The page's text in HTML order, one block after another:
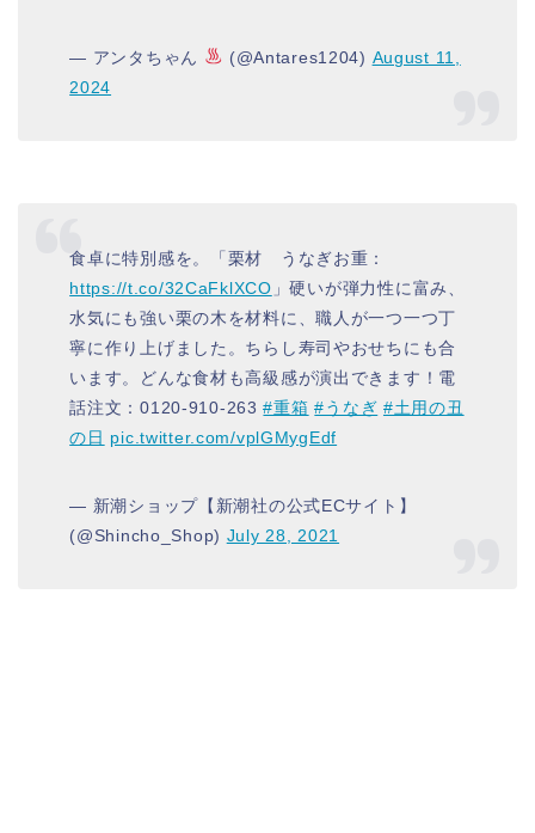
— アンタちゃん (@Antares1204) August 11,
2024
食卓に特別感を。「栗材 うなぎお重：
https://t.co/32CaFklXCO 」硬いが弾力性に富み、
水気にも強い栗の木を材料に、職人が一つ一つ丁
寧に作り上げました。ちらし寿司やおせちにも合
います。どんな食材も高級感が演出できます！電
話注文：0120-910-263#重箱 #うなぎ #土用の丑
の日 pic.twitter.com/vplGMygEdf
— 新潮ショップ【新潮社の公式ECサイト】
(@Shincho_Shop) July 28, 2021